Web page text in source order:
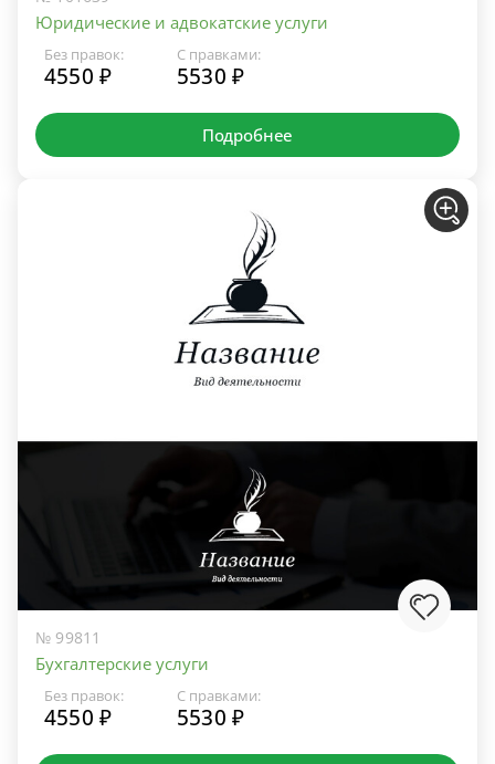
Юридические и адвокатские услуги
Без правок:
4550 ₽
С правками:
5530 ₽
Подробнее
№ 99811
Бухгалтерские услуги
Без правок:
4550 ₽
С правками:
5530 ₽